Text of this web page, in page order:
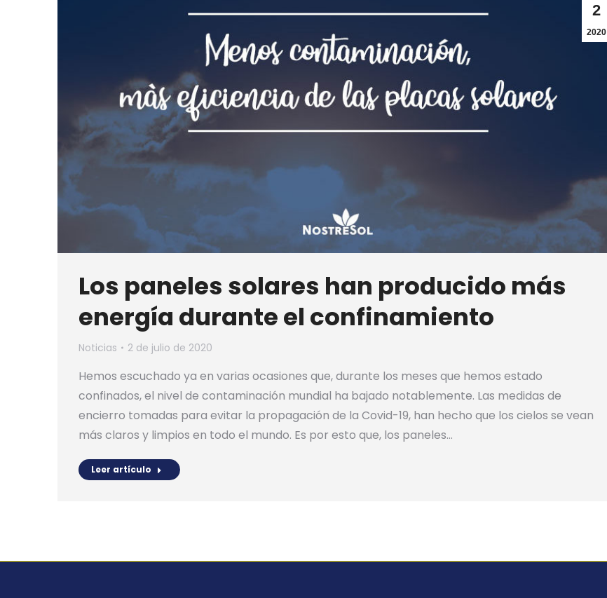
2
2020
Los paneles solares han producido más
energía durante el confinamiento
Noticias 2 de julio de 2020
Hemos escuchado ya en varias ocasiones que, durante los meses que hemos estado
confinados, el nivel de contaminación mundial ha bajado notablemente. Las medidas de
encierro tomadas para evitar la propagación de la Covid-19, han hecho que los cielos se vean
más claros y limpios en todo el mundo. Es por esto que, los paneles…
Leer artículo